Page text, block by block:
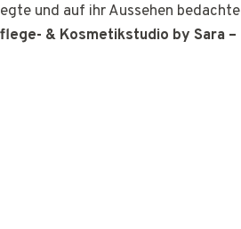
und auf ihr Aussehen bedachte
& Kosmetikstudio by Sara –